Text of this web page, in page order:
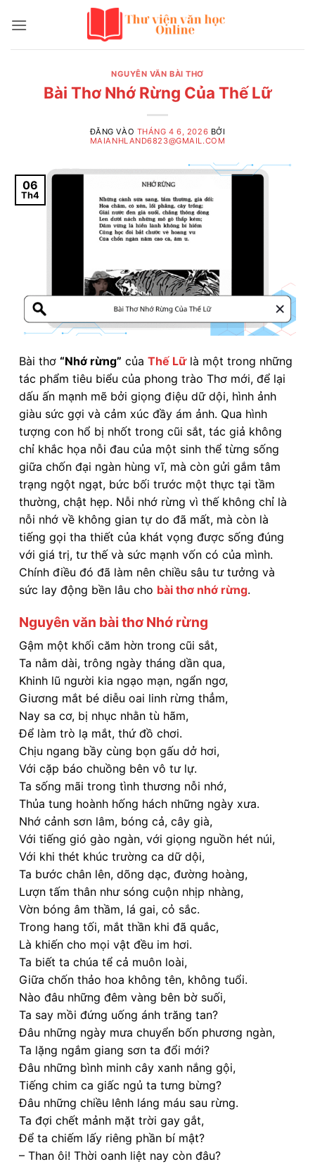
qua
NGUYÊN VĂN BÀI THƠ
Bài Thơ Nhớ Rừng Của Thế Lữ
ĐĂNG VÀO THÁNG 4 6, 2026 BỞI
MAIANHLAND6823@GMAIL.COM
06
Th4
Bài thơ “Nhớ rừng” của Thế Lữlà một trong những
tác phẩm tiêu biểu của phong trào Thơ mới, để lại
dấu ấn mạnh mẽ bởi giọng điệu dữ dội, hình ảnh
giàu sức gợi và cảm xúc đầy ám ảnh. Qua hình
tượng con hổ bị nhốt trong cũi sắt, tác giả không
chỉ khắc họa nỗi đau của một sinh thể từng sống
giữa chốn đại ngàn hùng vĩ, mà còn gửi gắm tâm
trạng ngột ngạt, bức bối trước một thực tại tầm
thường, chật hẹp. Nỗi nhớ rừng vì thế không chỉ là
nỗi nhớ về không gian tự do đã mất, mà còn là
tiếng gọi tha thiết của khát vọng được sống đúng
với giá trị, tư thế và sức mạnh vốn có của mình.
Chính điều đó đã làm nên chiều sâu tư tưởng và
sức lay động bền lâu cho bài thơ nhớ rừng.
Nguyên văn bài thơ Nhớ rừng
Gậm một khối căm hờn trong cũi sắt,
Ta nằm dài, trông ngày tháng dần qua,
Khinh lũ người kia ngạo mạn, ngẩn ngơ,
Giương mắt bé diễu oai linh rừng thẳm,
Nay sa cơ, bị nhục nhằn tù hãm,
Để làm trò lạ mắt, thứ đồ chơi.
Chịu ngang bầy cùng bọn gấu dở hơi,
Với cặp báo chuồng bên vô tư lự.
Ta sống mãi trong tình thương nỗi nhớ,
Thủa tung hoành hống hách những ngày xưa.
Nhớ cảnh sơn lâm, bóng cả, cây già,
Với tiếng gió gào ngàn, với giọng nguồn hét núi,
Với khi thét khúc trường ca dữ dội,
Ta bước chân lên, dõng dạc, đường hoàng,
Lượn tấm thân như sóng cuộn nhịp nhàng,
Vờn bóng âm thầm, lá gai, cỏ sắc.
Trong hang tối, mắt thần khi đã quắc,
Là khiến cho mọi vật đều im hơi.
Ta biết ta chúa tể cả muôn loài,
Giữa chốn thảo hoa không tên, không tuổi.
Nào đâu những đêm vàng bên bờ suối,
Ta say mồi đứng uống ánh trăng tan?
Đâu những ngày mưa chuyển bốn phương ngàn,
Ta lặng ngắm giang sơn ta đổi mới?
Đâu những bình minh cây xanh nắng gội,
Tiếng chim ca giấc ngủ ta tưng bừng?
Đâu những chiều lênh láng máu sau rừng.
Ta đợi chết mảnh mặt trời gay gắt,
Để ta chiếm lấy riêng phần bí mật?
– Than ôi! Thời oanh liệt nay còn đâu?